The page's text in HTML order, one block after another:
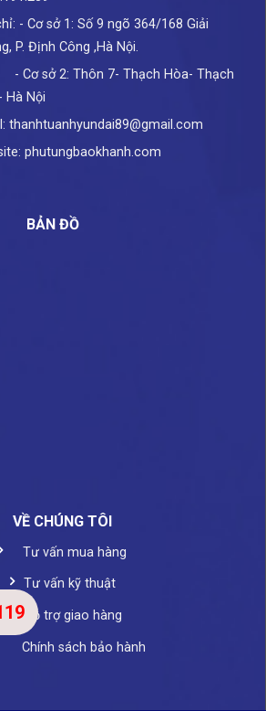
- Cơ sở 1: Số 9 ngõ 364/168 Giải
P. Định Công ,Hà Nội.
- Cơ sở 2: Thôn 7- Thạch Hòa- Thạch
Hà Nội
thanhtuanhyundai89@gmail.com
phutungbaokhanh.com
BẢN ĐỒ
VỀ CHÚNG TÔI
Tư vấn mua hàng
Tư vấn kỹ thuật
Hỗ trợ giao hàng
Chính sách bảo hành